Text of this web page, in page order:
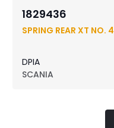
1829436
SPRING REAR XT NO. 4
DPIA
SCANIA